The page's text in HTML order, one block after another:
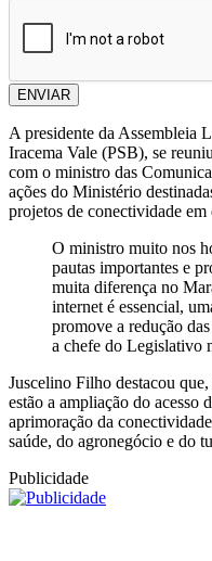
ENVIAR
A presidente da Assembleia
Iracema Vale (PSB), se
com o ministro das
ações do Ministério
projetos de conectividade em
O ministro muito nos
pautas importantes e
muita diferença no
internet é essencial,
promove a redução
a chefe do Legislativo
Juscelino Filho destacou
estão a ampliação do acesso
aprimoração da
saúde, do agronegócio e do
Publicidade